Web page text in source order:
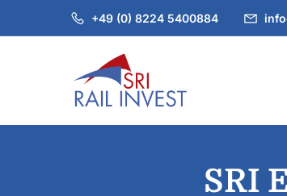
+49 (0) 8224 5400884
SRI